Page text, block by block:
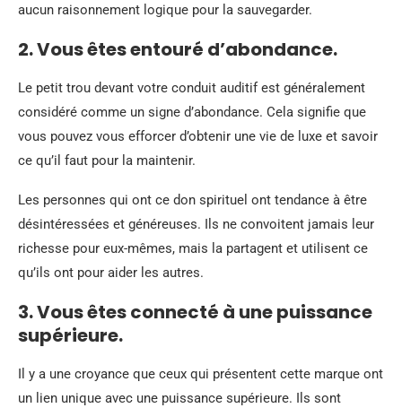
aucun raisonnement logique pour la sauvegarder.
2. Vous êtes entouré d’abondance.
Le petit trou devant votre conduit auditif est généralement
considéré comme un signe d’abondance. Cela signifie que
vous pouvez vous efforcer d’obtenir une vie de luxe et savoir
ce qu’il faut pour la maintenir.
Les personnes qui ont ce don spirituel ont tendance à être
désintéressées et généreuses. Ils ne convoitent jamais leur
richesse pour eux-mêmes, mais la partagent et utilisent ce
qu’ils ont pour aider les autres.
3. Vous êtes connecté à une puissance
supérieure.
Il y a une croyance que ceux qui présentent cette marque ont
un lien unique avec une puissance supérieure. Ils sont